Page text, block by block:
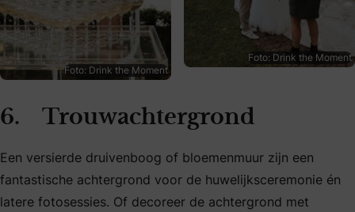
Foto: Drink the Moment
Foto: Drink the Moment
6. Trouwachtergrond
Een versierde druivenboog of bloemenmuur zijn een
fantastische achtergrond voor de huwelijksceremonie én
latere fotosessies. Of decoreer de achtergrond met